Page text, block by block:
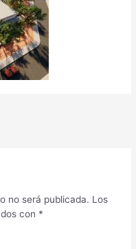
no será publicada. Los
con *